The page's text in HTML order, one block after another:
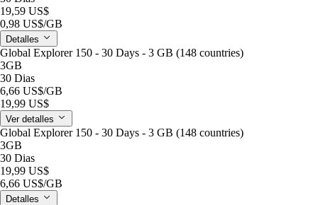
19,59 US$
0,98 US$/GB
Detalles
Global Explorer 150 - 30 Days - 3 GB (148 countries)
3GB
30 Dias
6,66 US$/GB
19,99 US$
Ver detalles
Global Explorer 150 - 30 Days - 3 GB (148 countries)
3GB
30 Dias
19,99 US$
6,66 US$/GB
Detalles